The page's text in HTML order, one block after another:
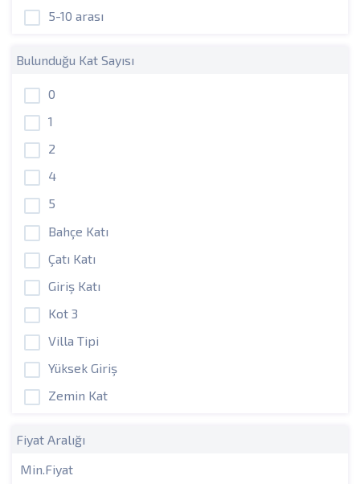
5-10 arası
Bulunduğu Kat Sayısı
0
1
2
4
5
Bahçe Katı
Çatı Katı
Giriş Katı
Kot 3
Villa Tipi
Yüksek Giriş
Zemin Kat
Fiyat Aralığı
Min.Fiyat